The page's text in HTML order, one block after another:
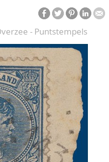
- Puntstempels